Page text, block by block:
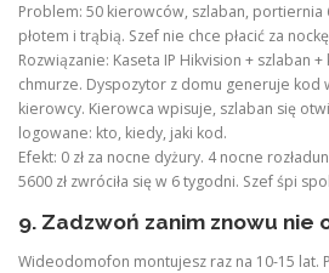
Problem: 50 kierowców, szlaban, portiernia
płotem i trąbią. Szef nie chce płacić za
Rozwiązanie: Kaseta IP Hikvision + szlaban
chmurze. Dyspozytor z domu generuje kod
kierowcy. Kierowca wpisuje, szlaban się
logowane: kto, kiedy, jaki kod.
Efekt: 0 zł za nocne dyżury. 4 nocne
5600 zł zwróciła się w 6 tygodni. Szef śpi
9. Zadzwoń zanim znowu nie
Wideodomofon montujesz raz na 10-15 lat.